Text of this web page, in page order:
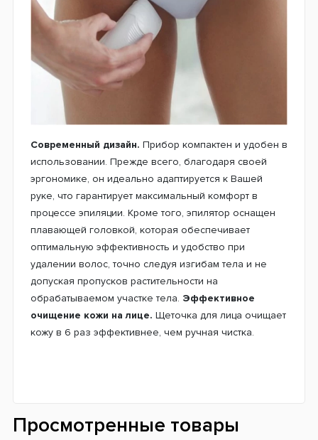
Современный дизайн. Прибор компактен и удобен в
использовании. Прежде всего, благодаря своей
эргономике, он идеально адаптируется к Вашей
руке, что гарантирует максимальный комфорт в
процессе эпиляции. Кроме того, эпилятор оснащен
плавающей головкой, которая обеспечивает
оптимальную эффективность и удобство при
удалении волос, точно следуя изгибам тела и не
допуская пропусков растительности на
обрабатываемом участке тела. Эффективное
очищение кожи на лице. Щеточка для лица очищает
кожу в 6 раз эффективнее, чем ручная чистка.
Просмотренные товары